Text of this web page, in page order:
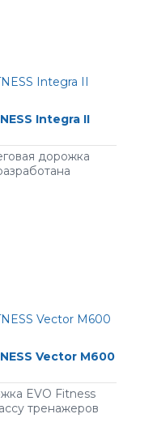
Integra II
дорожка
Vector М600
EVO Fitness
тренажеров